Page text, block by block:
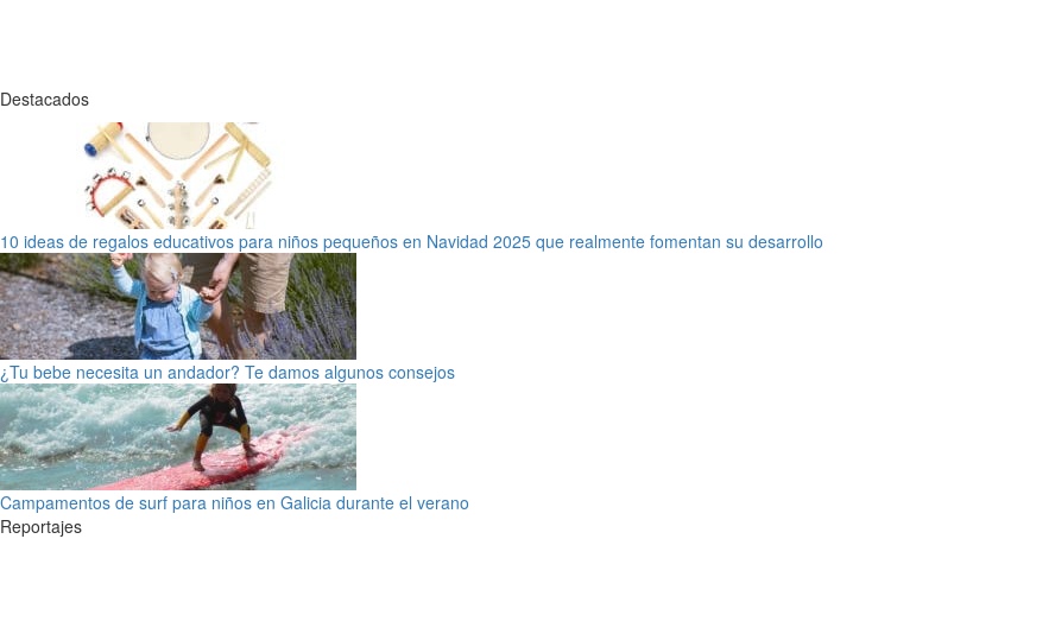
Destacados
10 ideas de regalos educativos para niños pequeños en Navidad 2025 que realmente fomentan su desarrollo
¿Tu bebe necesita un andador? Te damos algunos consejos
Campamentos de surf para niños en Galicia durante el verano
Reportajes